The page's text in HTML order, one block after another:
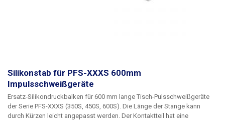
Silikonstab für PFS-XXXS 600mm
Impulsschweißgeräte
Ersatz-Silikondruckbalken für 600 mm lange Tisch-Pulsschweißgeräte
der Serie PFS-XXXS (350S, 450S, 600S). Die Länge der Stange kann
durch Kürzen leicht angepasst werden. Der Kontaktteil hat eine